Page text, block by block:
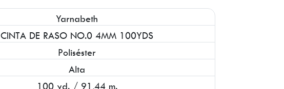
Yarnabeth
CINTA DE RASO NO.0 4MM 100YDS
Poliséster
Alta
100 yd. / 91,44 m.